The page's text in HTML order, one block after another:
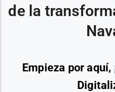
de la
Empieza por aquí,